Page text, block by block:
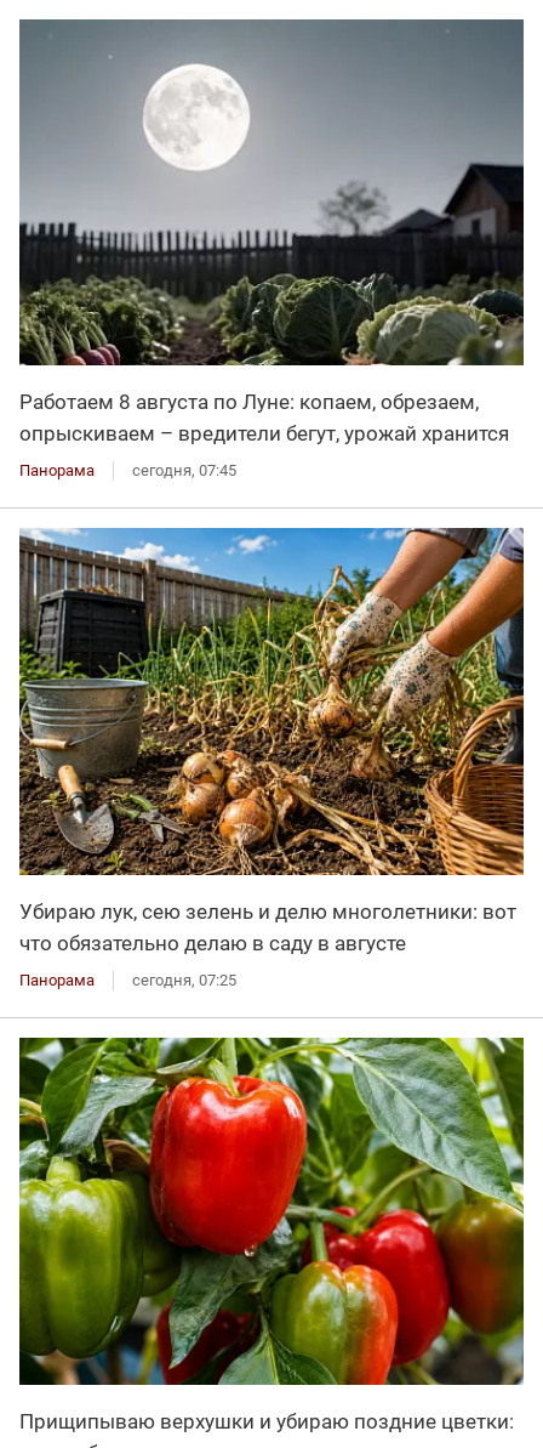
Работаем 8 августа по Луне: копаем, обрезаем,
опрыскиваем – вредители бегут, урожай хранится
Панорама сегодня, 07:45
Убираю лук, сею зелень и делю многолетники: вот
что обязательно делаю в саду в августе
Панорама сегодня, 07:25
Прищипываю верхушки и убираю поздние цветки: